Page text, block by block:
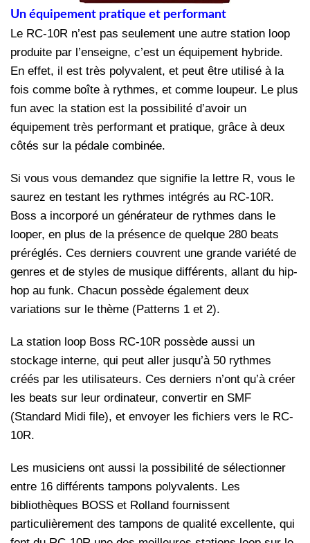
Un équipement pratique et performant
Le RC-10R n’est pas seulement une autre station loop
produite par l’enseigne, c’est un équipement hybride.
En effet, il est très polyvalent, et peut être utilisé à la
fois comme boîte à rythmes, et comme loupeur. Le plus
fun avec la station est la possibilité d’avoir un
équipement très performant et pratique, grâce à deux
côtés sur la pédale combinée.
Si vous vous demandez que signifie la lettre R, vous le
saurez en testant les rythmes intégrés au RC-10R.
Boss a incorporé un générateur de rythmes dans le
looper, en plus de la présence de quelque 280 beats
préréglés. Ces derniers couvrent une grande variété de
genres et de styles de musique différents, allant du hip-
hop au funk. Chacun possède également deux
variations sur le thème (Patterns 1 et 2).
La station loop Boss RC-10R possède aussi un
stockage interne, qui peut aller jusqu’à 50 rythmes
créés par les utilisateurs. Ces derniers n’ont qu’à créer
les beats sur leur ordinateur, convertir en SMF
(Standard Midi file), et envoyer les fichiers vers le RC-
10R.
Les musiciens ont aussi la possibilité de sélectionner
entre 16 différents tampons polyvalents. Les
bibliothèques BOSS et Rolland fournissent
particulièrement des tampons de qualité excellente, qui